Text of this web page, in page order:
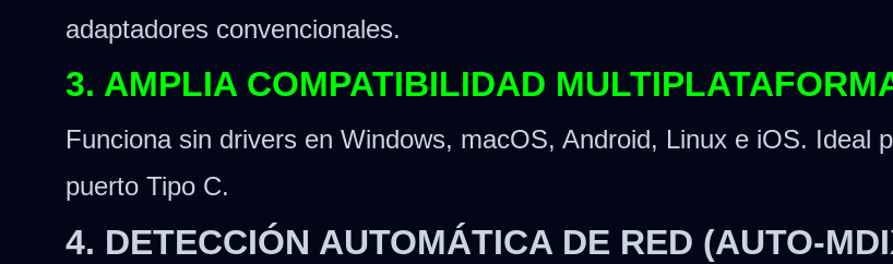
adaptadores convencionales.
3. AMPLIA COMPATIBILIDAD
Funciona sin drivers en Windows, macOS, Android, Linux e iOS. Ideal
puerto Tipo C.
4. DETECCIÓN AUTOMÁTICA DE RED (AUTO-